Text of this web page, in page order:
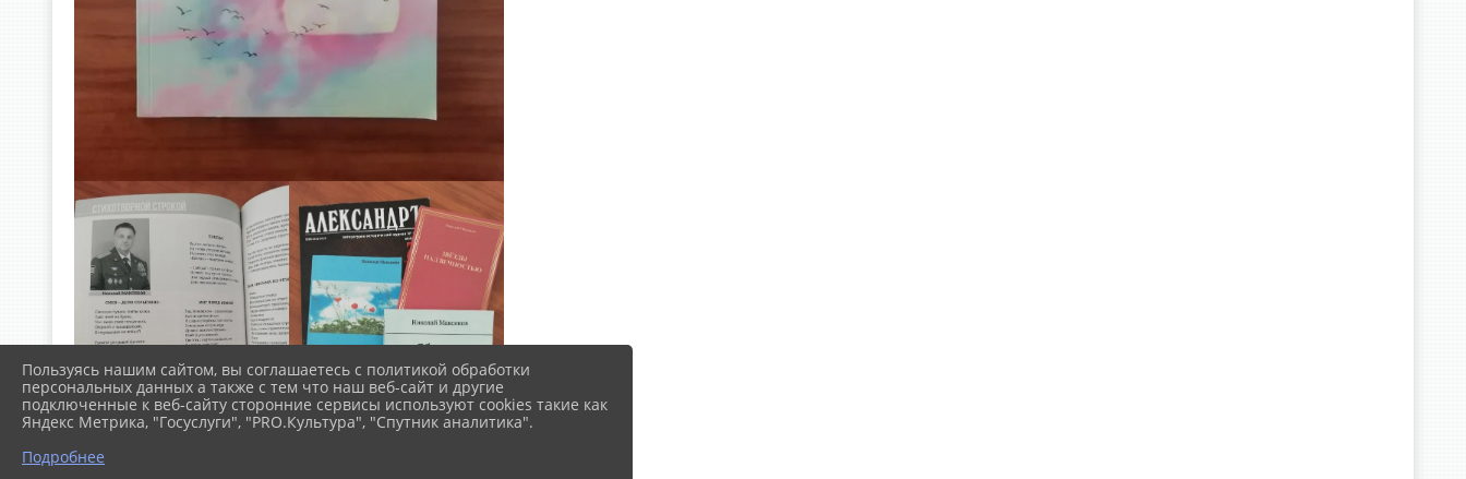
Пользуясь нашим сайтом, вы соглашаетесь с политикой обработки
персональных данных а также с тем что наш веб-сайт и другие
подключенные к веб-сайту сторонние сервисы используют cookies такие как
Яндекс Метрика, "Госуслуги", "PRO.Культура", "Спутник аналитика".
Подробнее